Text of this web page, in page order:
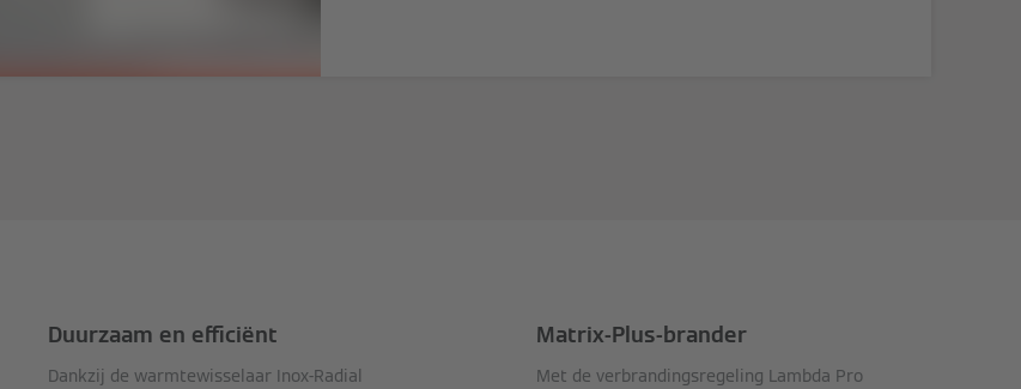
Duurzaam en efficiënt
Dankzij de warmtewisselaar Inox-Radial
Matrix-Plus-brander
Met de verbrandingsregeling Lambda Pro